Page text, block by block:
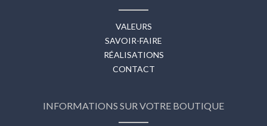
VALEURS
SAVOIR-FAIRE
RÉALISATIONS
CONTACT
INFORMATIONS SUR VOTRE BOUTIQUE